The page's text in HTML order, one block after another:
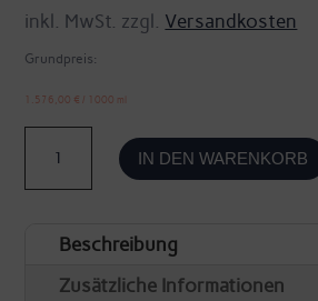
inkl. MwSt. zzgl. Versandkosten
Grundpreis:
1.576,00 € / 1000 ml
Nachtcreme
IN DEN WARENKORB
Beschreibung
Zusätzliche Informationen